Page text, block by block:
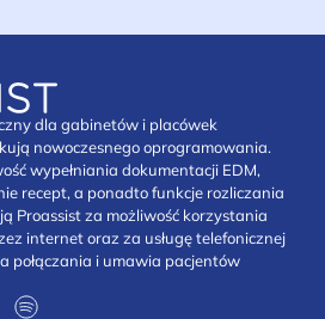
dla gabinetów i placówek
nowoczesnego oprogramowania.
wypełniania dokumentacji EDM,
recept, a ponadto funkcje rozliczania
Proassist za możliwość korzystania
internet oraz za usługę telefonicznej
połączania i umawia pacjentów